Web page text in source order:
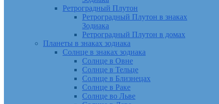
Ретроградный Плутон
Ретроградный Плутон в знаках
Зодиака
Ретроградный Плутон в домах
Планеты в знаках зодиака
Солнце в знаках зодиака
Солнце в Овне
Солнце в Тельце
Солнце в Близнецах
Солнце в Раке
Солнце во Льве